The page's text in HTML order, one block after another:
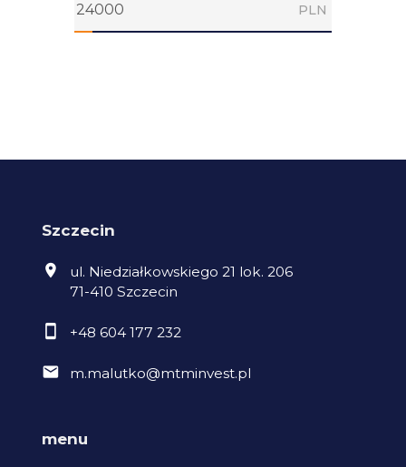
PLN
Szczecin
ul. Niedziałkowskiego 21 lok. 206
71-410 Szczecin
+48 604 177 232
m.malutko@mtminvest.pl
menu